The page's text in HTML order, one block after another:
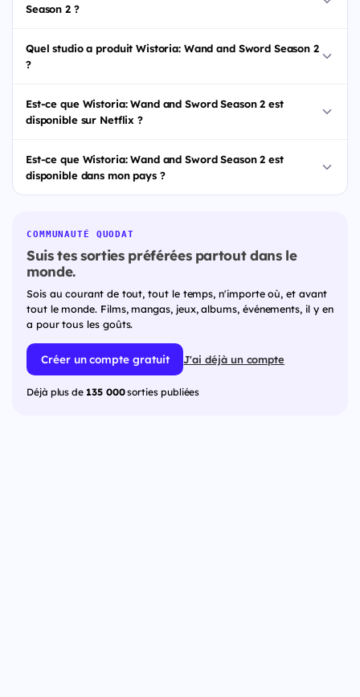
Season 2 ?
Quel studio a produit Wistoria: Wand and Sword Season 2
?
Est-ce que Wistoria: Wand and Sword Season 2 est
disponible sur Netflix ?
Est-ce que Wistoria: Wand and Sword Season 2 est
disponible dans mon pays ?
COMMUNAUTÉ QUODAT
Suis tes sorties préférées partout dans le
monde.
Sois au courant de tout, tout le temps, n'importe où, et avant
tout le monde. Films, mangas, jeux, albums, événements, il y en
a pour tous les goûts.
Créer un compte gratuit J'ai déjà un compte
Déjà plus de 135 000sorties publiées